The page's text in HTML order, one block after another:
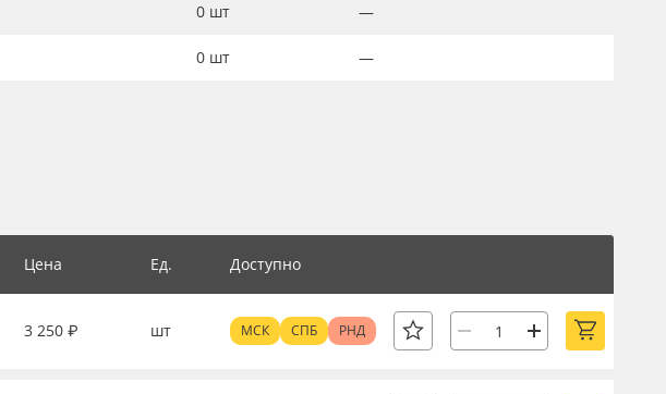
0 шт —
0 шт —
Цена Ед. Доступно
3 250 ₽ шт МСК СПБ РНД